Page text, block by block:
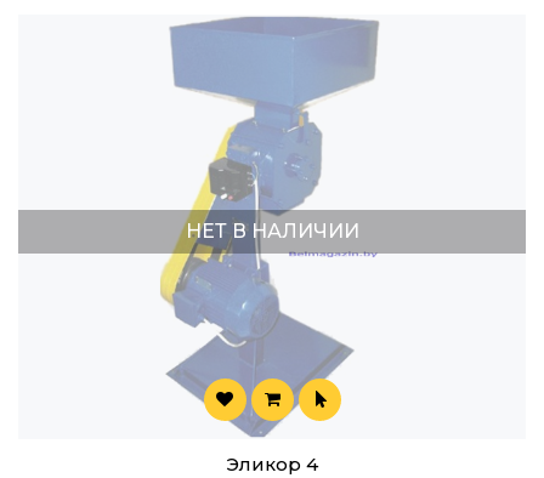
НЕТ В НАЛИЧИИ
Эликор 4